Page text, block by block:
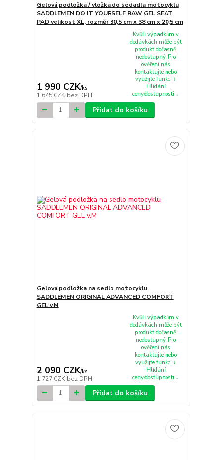
Gelová podložka / vložka do sedadla motocyklu
SADDLEMEN DO IT YOURSELF RAW GEL SEAT
PAD velikost XL, rozměr 30,5 cm x 38 cm x 20,5 cm
1 990 CZK/ks
1 645 CZK bez DPH
Kvůli výpadkům v
dodávkách může být
produkt dočasně
nedostupný. Pro
ověření nás
kontaktujte nebo
využijte funkci ↓
Hlídání
ceny/dostupnosti ↓
Přidat do košíku
Gelová podložka na sedlo motocyklu
SADDLEMEN ORIGINAL ADVANCED COMFORT
GEL v.M
2 090 CZK/ks
1 727 CZK bez DPH
Kvůli výpadkům v
dodávkách může být
produkt dočasně
nedostupný. Pro
ověření nás
kontaktujte nebo
využijte funkci ↓
Hlídání
ceny/dostupnosti ↓
Přidat do košíku